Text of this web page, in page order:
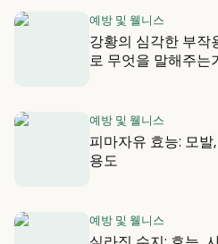
예방 및 웰니스
강황의 심각한 부작
로 무엇을 말해주는
예방 및 웰니스
피마자유 효능: 모
용도
예방 및 웰니스